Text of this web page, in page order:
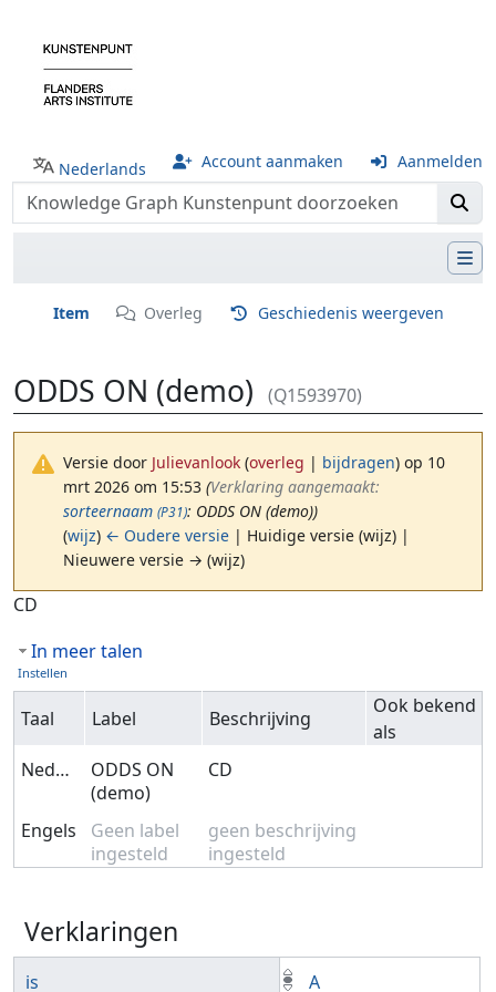
Nederlands Account aanmaken Aanmelden
Item Overleg Geschiedenis weergeven
ODDS ON (demo) (Q1593970)
Versie door Julievanlook (overleg | bijdragen) op 10
mrt 2026 om 15:53 (‎Verklaring aangemaakt:
sorteernaam (P31): ODDS ON (demo))
(wijz) ← Oudere versie | Huidige versie (wijz) |
Nieuwere versie → (wijz)
Ga naar:
CD
In meer talen
Instellen
Taal Label Beschrijving
Ook bekend
als
Nederlands
ODDS ON
(demo)
CD
Engels
Geen label
ingesteld
geen beschrijving
ingesteld
Verklaringen
is
A